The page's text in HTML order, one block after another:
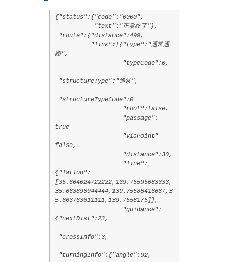
{"status":{"code":"0000",
"text":"正常終了"},
"route":{"distance":499,
"link":[{"type":"通常通
路",
"typeCode":0,
"structureType":"通常",
"structureTypeCode":0
"roof":false,
"passage":
true
"viaPoint"
false,
"distance":30,
"line":
{"latlon":
[35.664024722222,139.75595083333,
35.663896944444,139.75588416667,3
5.663763611111,139.7558175]},
"guidance":
{"nextDist":23,
"crossInfo":3,
"turningInfo":{"angle":92,